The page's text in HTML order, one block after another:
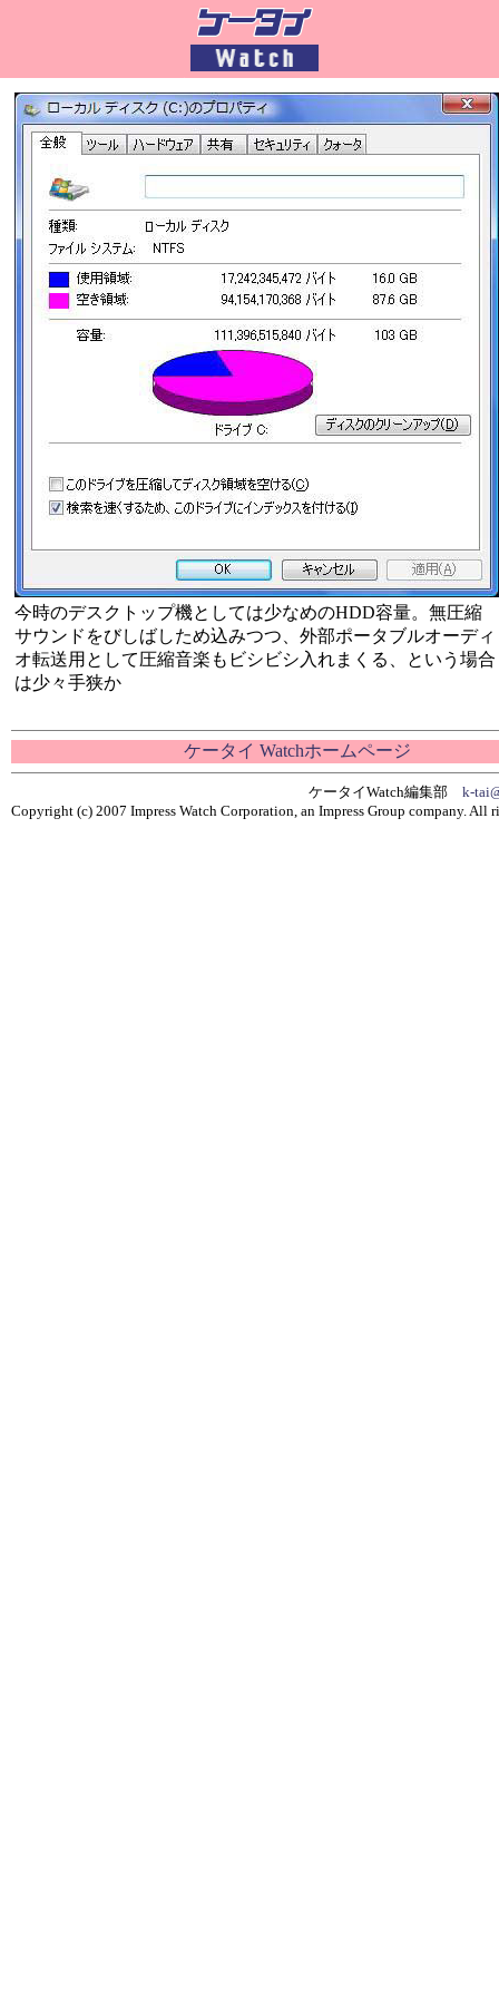
今時のデスクトップ機としては少なめのHDD容量。無圧縮
サウンドをびしばしため込みつつ、外部ポータブルオーディ
オ転送用として圧縮音楽もビシビシ入れまくる、という場合
は少々手狭か
ケータイ Watchホームページ
ケータイWatch編集部 k-
Copyright (c) 2007 Impress Watch Corporation, an Impress Group company. All